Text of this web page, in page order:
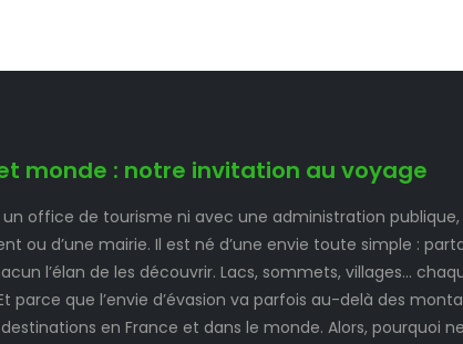
monde : notre invitation au voyage
office de tourisme ni avec une administration publique,
ou d’une mairie. Il est né d’une envie toute simple :
l’élan de les découvrir. Lacs, sommets, villages…
parce que l’envie d’évasion va parfois au-delà des
en France et dans le monde. Alors, pourquoi